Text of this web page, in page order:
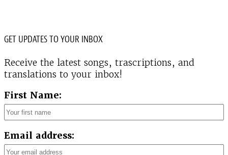
GET UPDATES TO YOUR INBOX
Receive the latest songs, trascriptions, and
translations to your inbox!
First Name:
Email address: